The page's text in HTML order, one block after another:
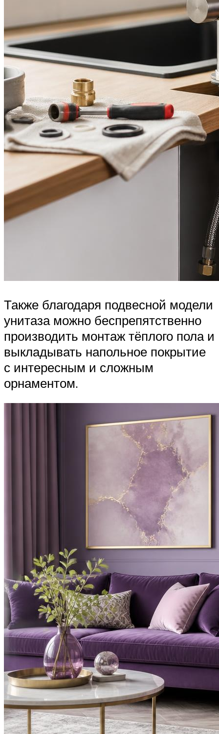
Также благодаря подвесной модели
унитаза можно беспрепятственно
производить монтаж тёплого пола и
выкладывать напольное покрытие
с интересным и сложным
орнаментом.